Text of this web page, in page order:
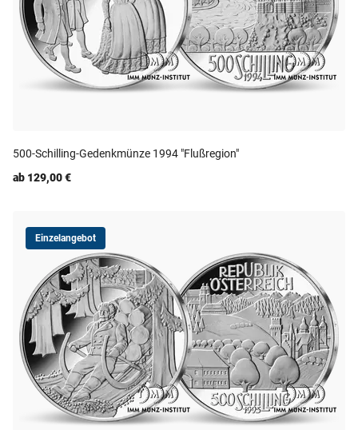
500-Schilling-Gedenkmünze 1994 "Flußregion"
ab 129,00 €
Einzelangebot